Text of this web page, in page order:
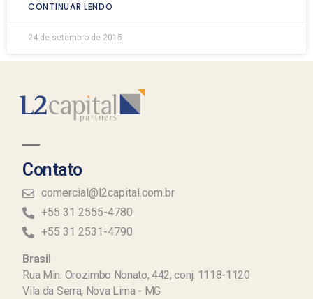
CONTINUAR LENDO
24 de setembro de 2015
Contato
comercial@l2capital.com.br
+55 31 2555-4780
+55 31 2531-4790
Brasil
Rua Min. Orozimbo Nonato, 442, conj. 1118-1120
Vila da Serra, Nova Lima - MG